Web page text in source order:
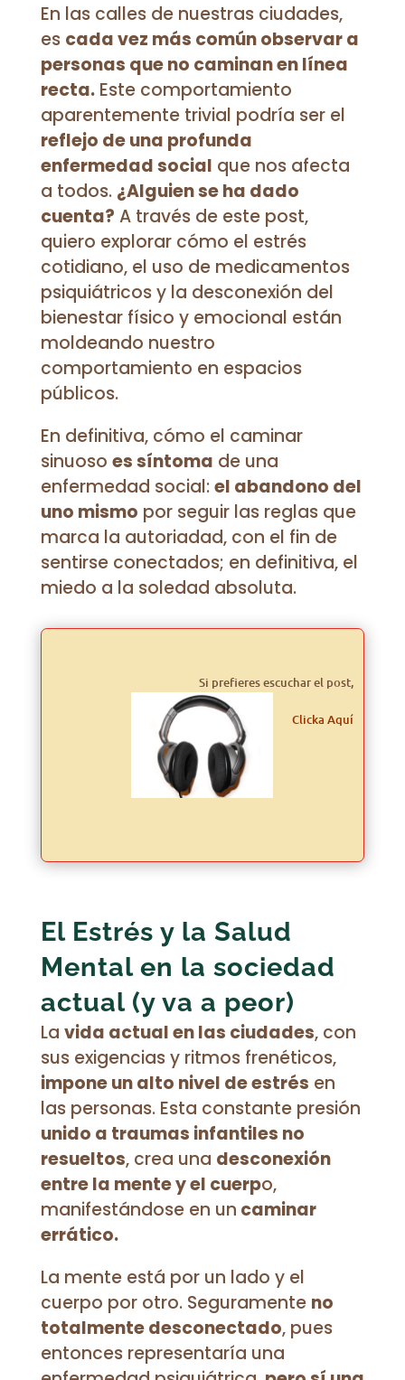
En las calles de nuestras ciudades,
es cada vez más común observar a
personas que no caminan en línea
recta.Este comportamiento
aparentemente trivial podría ser el
reflejo de una profunda
enfermedad social que nos afecta
a todos. ¿Alguien se ha dado
cuenta? A través de este post,
quiero explorar cómo el estrés
cotidiano, el uso de medicamentos
psiquiátricos y la desconexión del
bienestar físico y emocional están
moldeando nuestro
comportamiento en espacios
públicos.
En definitiva, cómo el caminar
sinuoso es síntoma de una
enfermedad social:el abandono del
uno mismo por seguir las reglas que
marca la autoriadad, con el fin de
sentirse conectados; en definitiva, el
miedo a la soledad absoluta.
Si prefieres escuchar el post,
Clicka Aquí
El Estrés y la Salud
Mental en la sociedad
actual (y va a peor)
La vida actual en las ciudades, con
sus exigencias y ritmos frenéticos,
impone un alto nivel de estrés en
las personas. Esta constante presión
unido a traumas infantiles no
resueltos, crea una desconexión
entre la mente y el cuerpo,
manifestándose en un caminar
errático.
La mente está por un lado y el
cuerpo por otro. Seguramente no
totalmente desconectado, pues
entonces representaría una